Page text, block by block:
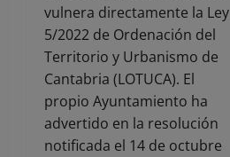
vulnera directamente la Ley
5/2022 de Ordenación del
Territorio y Urbanismo de
Cantabria (LOTUCA). El
propio Ayuntamiento ha
advertido en la resolución
notificada el 14 de octubre